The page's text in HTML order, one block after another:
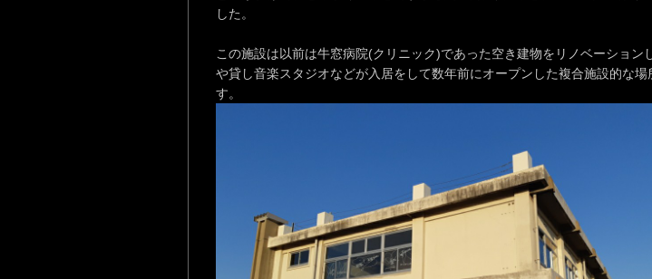
した。
この施設は以前は牛窓病院(クリニック)であった空き建物をリノベーション
や貸し音楽スタジオなどが入居をして数年前にオープンした複合施設的な場
す。